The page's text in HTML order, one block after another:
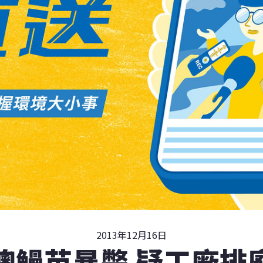
2013年12月16日